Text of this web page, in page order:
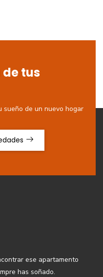
de tus
sueño de un nuevo hogar
ese apartamento
has soñado.